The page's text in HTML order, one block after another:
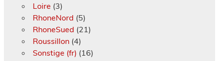
Loire (3)
RhoneNord (5)
RhoneSued (21)
Roussillon(4)
Sonstige (fr) (16)